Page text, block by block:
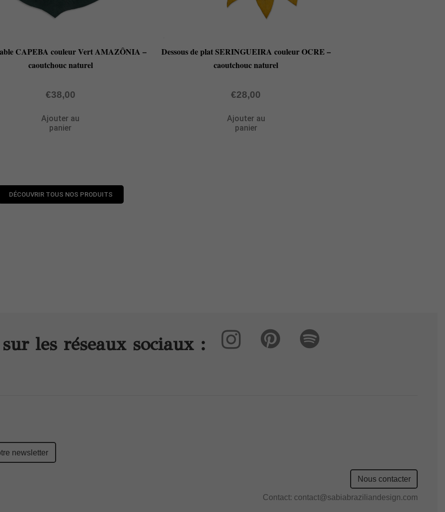
CAPEBA couleur Vert AMAZÔNIA –
caoutchouc naturel
€38,00
Ajouter au
panier
Dessous de plat SERINGUEIRA couleur OCRE –
caoutchouc naturel
€28,00
Ajouter au
panier
DÉCOUVRIR TOUS NOS PRODUITS
les réseaux sociaux :
Nous contacter
Contact: contact@sabiabraziliandesign.com